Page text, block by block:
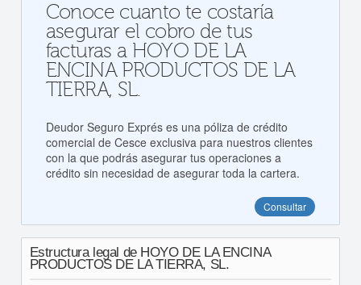
Conoce cuanto te costaría
asegurar el cobro de tus
facturas a HOYO DE LA
ENCINA PRODUCTOS DE LA
TIERRA, SL.
Deudor Seguro Exprés es una póliza de crédito
comercial de Cesce exclusiva para nuestros clientes
con la que podrás asegurar tus operaciones a
crédito sin necesidad de asegurar toda la cartera.
Consultar
Estructura legal de HOYO DE LA ENCINA
PRODUCTOS DE LA TIERRA, SL.